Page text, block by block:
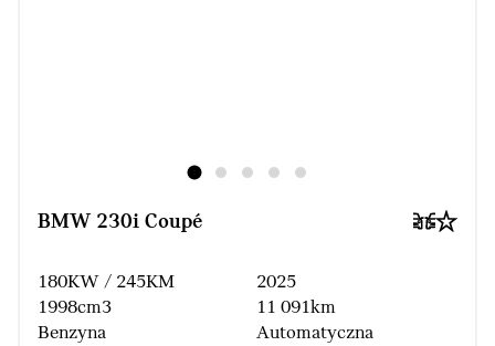
BMW 230i Coupé
180KW / 245KM
1998cm3
Benzyna
2025
11 091km
Automatyczna